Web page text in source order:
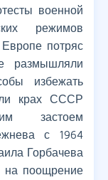
военной
режимов
потряс
размышляли
избежать
крах СССР
застоем
с 1964
Горбачева
на поощрение